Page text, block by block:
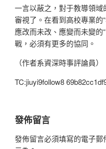
一言以蔽之，對于教導領
審視了。在看到高校專業的
應改而未改、應變而未變的
戰，必須有更多的協同。
（作者系資深時事評論員）
TC:jiuyi9follow8
發佈留言
發佈留言必須填寫的電子郵